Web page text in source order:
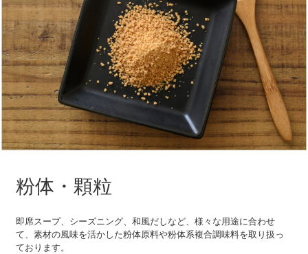
粉体・顆粒
即席スープ、シーズニング、和風だしなど、様々な用途に合わせ
て、素材の風味を活かした粉体原料や粉体系複合調味料を取り扱っ
ております。